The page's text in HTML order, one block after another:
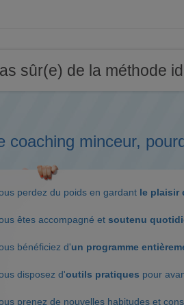
sûr(e) de la méthode
coaching minceur,
perdez du poids en gardant le plaisir
êtes accompagné et soutenu
bénéficiez d'un programme
disposez d'outils pratiques pour
prenez de nouvelles habitudes et